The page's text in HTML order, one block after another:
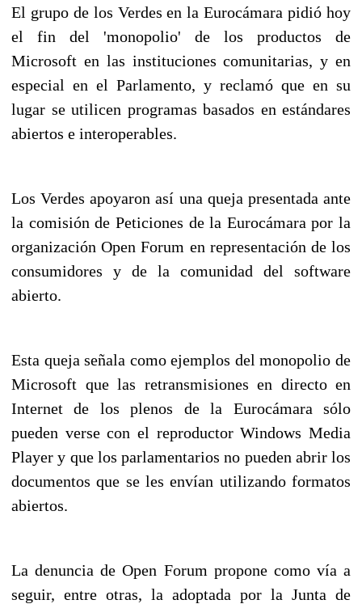
El grupo de los Verdes en la Eurocámara pidió hoy
el fin del 'monopolio' de los productos de
Microsoft en las instituciones comunitarias, y en
especial en el Parlamento, y reclamó que en su
lugar se utilicen programas basados en estándares
abiertos e interoperables.
Los Verdes apoyaron así una queja presentada ante
la comisión de Peticiones de la Eurocámara por la
organización Open Forum en representación de los
consumidores y de la comunidad del software
abierto.
Esta queja señala como ejemplos del monopolio de
Microsoft que las retransmisiones en directo en
Internet de los plenos de la Eurocámara sólo
pueden verse con el reproductor Windows Media
Player y que los parlamentarios no pueden abrir los
documentos que se les envían utilizando formatos
abiertos.
La denuncia de Open Forum propone como vía a
seguir, entre otras, la adoptada por la Junta de